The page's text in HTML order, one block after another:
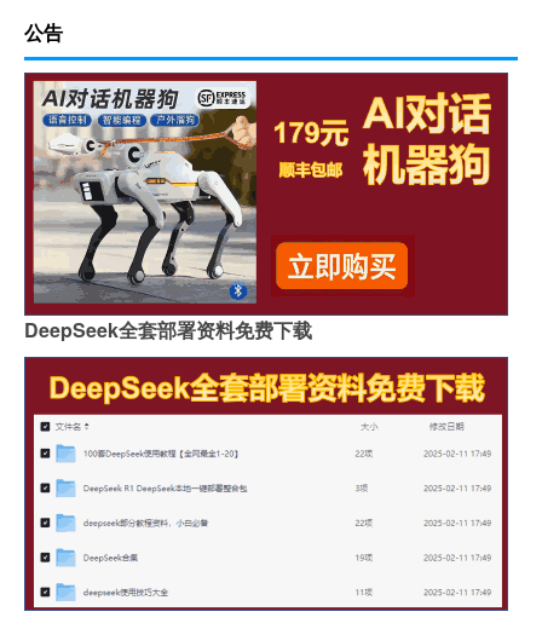
公告
DeepSeek全套部署资料免费下载